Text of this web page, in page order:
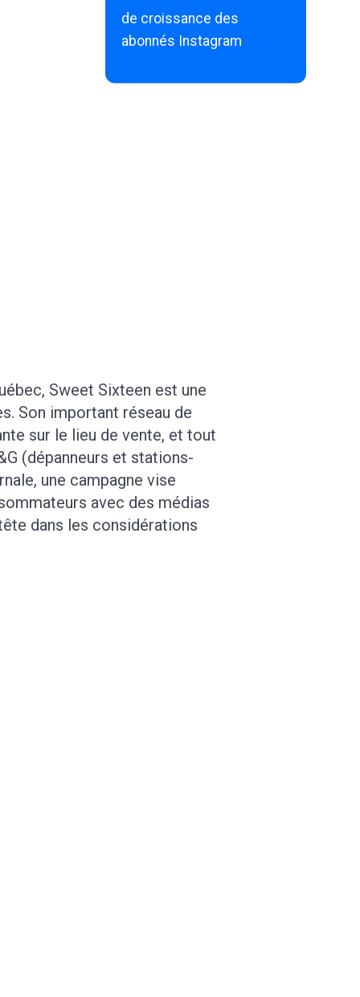
de croissance des
abonnés Instagram
Sweet Sixteen est une
Son important réseau de
sur le lieu de vente, et tout
(dépanneurs et stations-
une campagne vise
avec des médias
dans les considérations